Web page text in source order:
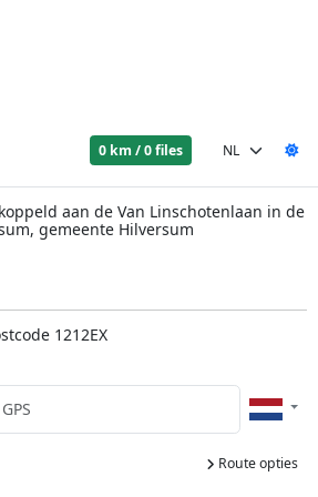
0 km / 0 files
aan de Van Linschotenlaan in de
gemeente Hilversum
1212EX
Route opties